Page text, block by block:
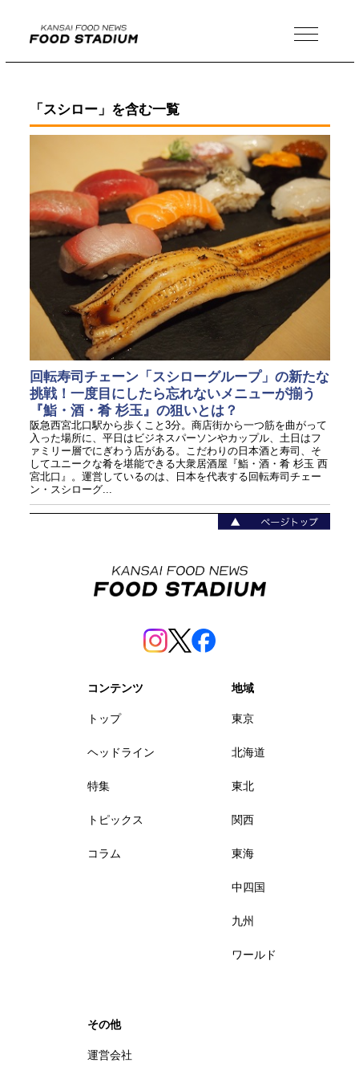
MENU
「スシロー」を含む一覧
回転寿司チェーン「スシローグループ」の新たな
挑戦！一度目にしたら忘れないメニューが揃う
『鮨・酒・肴 杉玉』の狙いとは？
阪急西宮北口駅から歩くこと3分。商店街から一つ筋を曲がって
入った場所に、平日はビジネスパーソンやカップル、土日はフ
ァミリー層でにぎわう店がある。こだわりの日本酒と寿司、そ
してユニークな肴を堪能できる大衆居酒屋『鮨・酒・肴 杉玉 西
宮北口』。運営しているのは、日本を代表する回転寿司チェー
ン・スシローグ...
コンテンツ
トップ
ヘッドライン
特集
トピックス
コラム
地域
東京
北海道
東北
関西
東海
中四国
九州
ワールド
その他
運営会社